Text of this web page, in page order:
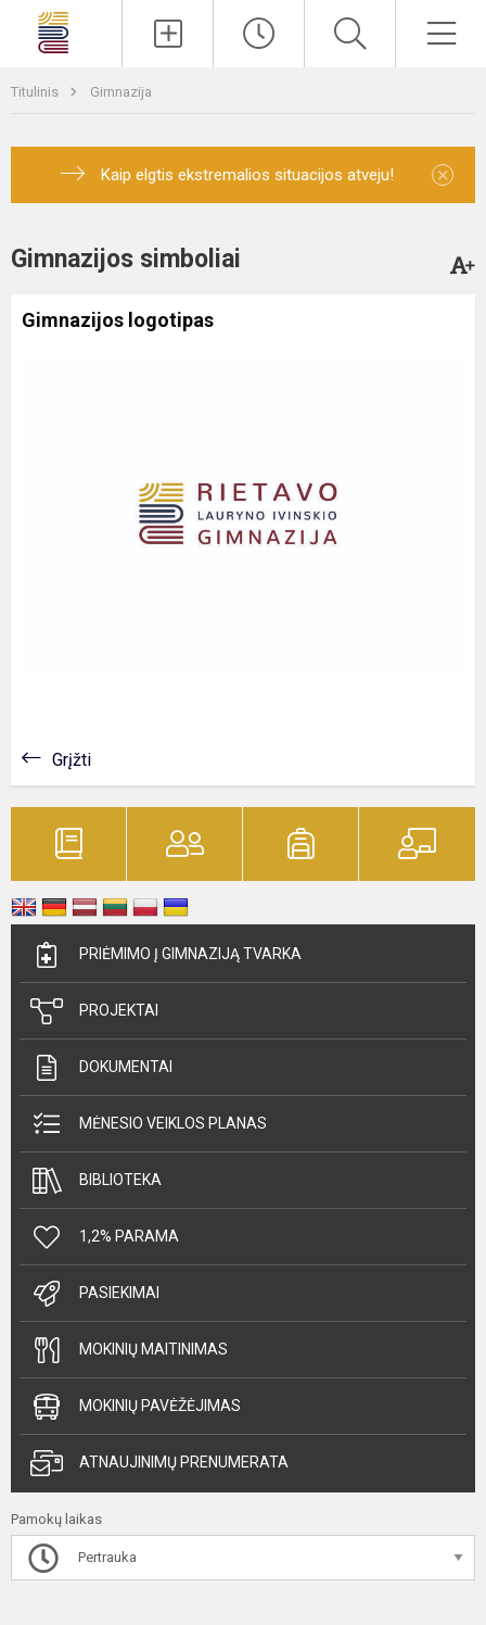
Titulinis Gimnazija
Kaip elgtis ekstremalios situacijos atveju! ×
Gimnazijos simboliai
Gimnazijos logotipas
Grįžti
PRIĖMIMO Į GIMNAZIJĄ TVARKA
PROJEKTAI
DOKUMENTAI
MĖNESIO VEIKLOS PLANAS
BIBLIOTEKA
1,2% PARAMA
PASIEKIMAI
MOKINIŲ MAITINIMAS
MOKINIŲ PAVĖŽĖJIMAS
ATNAUJINIMŲ PRENUMERATA
Pamokų laikas
Pertrauka